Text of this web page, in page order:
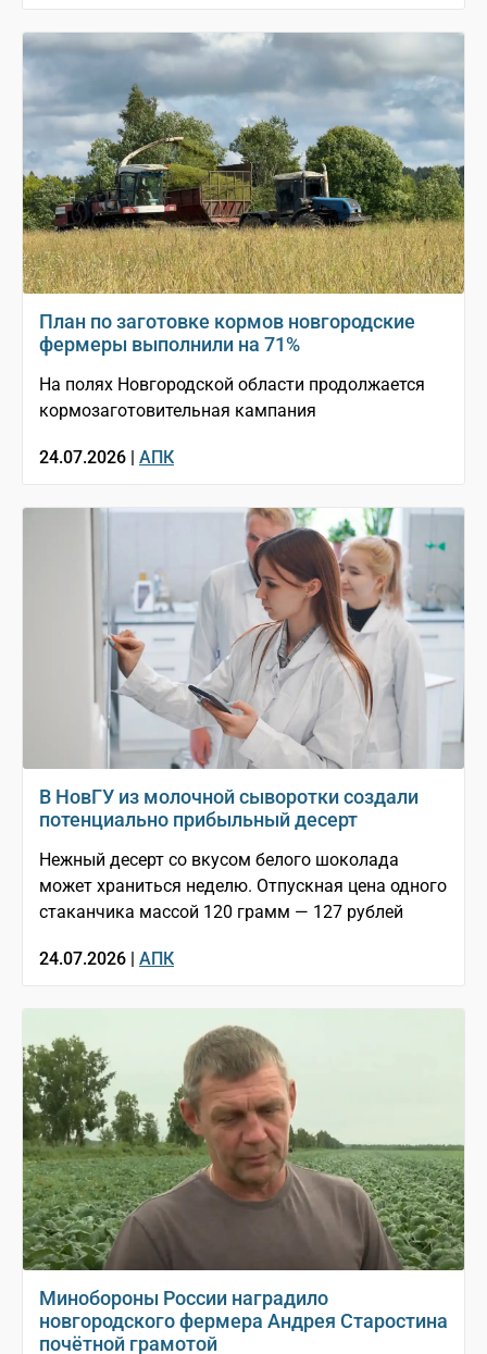
План по заготовке кормов новгородские
фермеры выполнили на 71%
На полях Новгородской области продолжается
кормозаготовительная кампания
24.07.2026 | АПК
В НовГУ из молочной сыворотки создали
потенциально прибыльный десерт
Нежный десерт со вкусом белого шоколада
может храниться неделю. Отпускная цена одного
стаканчика массой 120 грамм — 127 рублей
24.07.2026 | АПК
Минобороны России наградило
новгородского фермера Андрея Старостина
почётной грамотой